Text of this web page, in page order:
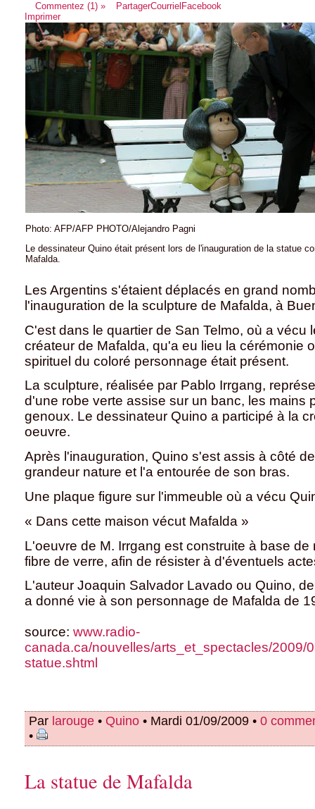
Commentez (1) » PartagerCourriel Facebook
Imprimer
Photo: AFP/AFP PHOTO/Alejandro Pagni
Le dessinateur Quino était présent lors de l'inauguration de la statue
Mafalda.
Les Argentins s'étaient déplacés en grand
l'inauguration de la sculpture de Mafalda, à
C'est dans le quartier de San Telmo, où a vécu
créateur de Mafalda, qu'a eu lieu la cérémonie
spirituel du coloré personnage était présent.
La sculpture, réalisée par Pablo Irrgang,
d'une robe verte assise sur un banc, les mains
genoux. Le dessinateur Quino a participé à la
oeuvre.
Après l'inauguration, Quino s'est assis à côté
grandeur nature et l'a entourée de son bras.
Une plaque figure sur l'immeuble où a vécu
« Dans cette maison vécut Mafalda »
L'oeuvre de M. Irrgang est construite à base de
fibre de verre, afin de résister à d'éventuels
L'auteur Joaquin Salvador Lavado ou Quino,
a donné vie à son personnage de Mafalda de
source: www.radio-
canada.ca/nouvelles/arts_et_spectacles/2009/
statue.shtml
Par larouge • Quino • Mardi 01/09/2009 • 0
•
La statue de Mafalda